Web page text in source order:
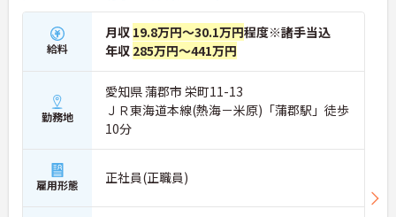
給料
月収 19.8万円～30.1万円程度※諸手当込
年収 285万円～441万円
勤務地
愛知県 蒲郡市 栄町11-13
ＪＲ東海道本線(熱海－米原)「蒲郡駅」徒歩
10分
雇用形態 正社員(正職員)